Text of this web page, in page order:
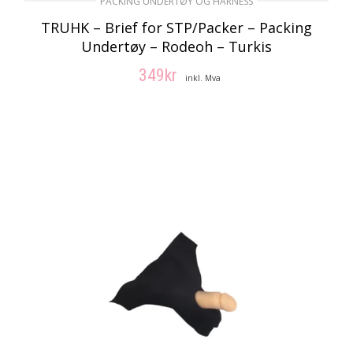
TRUHK – Brief for STP/Packer – Packing
Undertøy – Rodeoh – Turkis
349kr inkl. Mva